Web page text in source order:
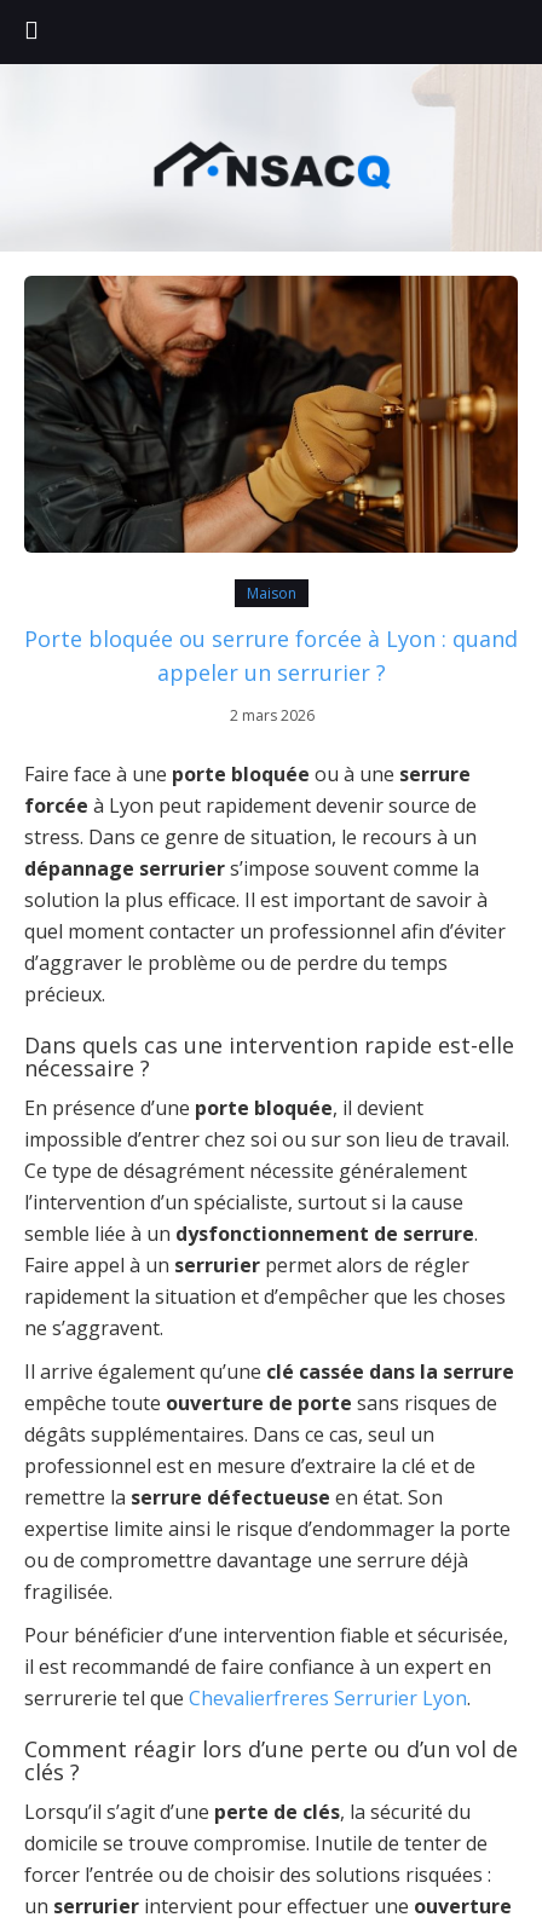
Maison
Porte bloquée ou serrure forcée à Lyon : quand
appeler un serrurier ?
2 mars 2026
Faire face à une porte bloquée ou à une serrure
forcée à Lyon peut rapidement devenir source de
stress. Dans ce genre de situation, le recours à un
dépannage serruriers’impose souvent comme la
solution la plus efficace. Il est important de savoir à
quel moment contacter un professionnel afin d’éviter
d’aggraver le problème ou de perdre du temps
précieux.
Dans quels cas une intervention rapide est-elle
nécessaire ?
En présence d’une porte bloquée, il devient
impossible d’entrer chez soi ou sur son lieu de travail.
Ce type de désagrément nécessite généralement
l’intervention d’un spécialiste, surtout si la cause
semble liée à un dysfonctionnement de serrure.
Faire appel à un serrurier permet alors de régler
rapidement la situation et d’empêcher que les choses
ne s’aggravent.
Il arrive également qu’une clé cassée dans la serrure
empêche toute ouverture de porte sans risques de
dégâts supplémentaires. Dans ce cas, seul un
professionnel est en mesure d’extraire la clé et de
remettre la serrure défectueuse en état. Son
expertise limite ainsi le risque d’endommager la porte
ou de compromettre davantage une serrure déjà
fragilisée.
Pour bénéficier d’une intervention fiable et sécurisée,
il est recommandé de faire confiance à un expert en
serrurerie tel que Chevalierfreres Serrurier Lyon.
Comment réagir lors d’une perte ou d’un vol de
clés ?
Lorsqu’il s’agit d’une perte de clés, la sécurité du
domicile se trouve compromise. Inutile de tenter de
forcer l’entrée ou de choisir des solutions risquées :
un serrurier intervient pour effectuer une ouverture